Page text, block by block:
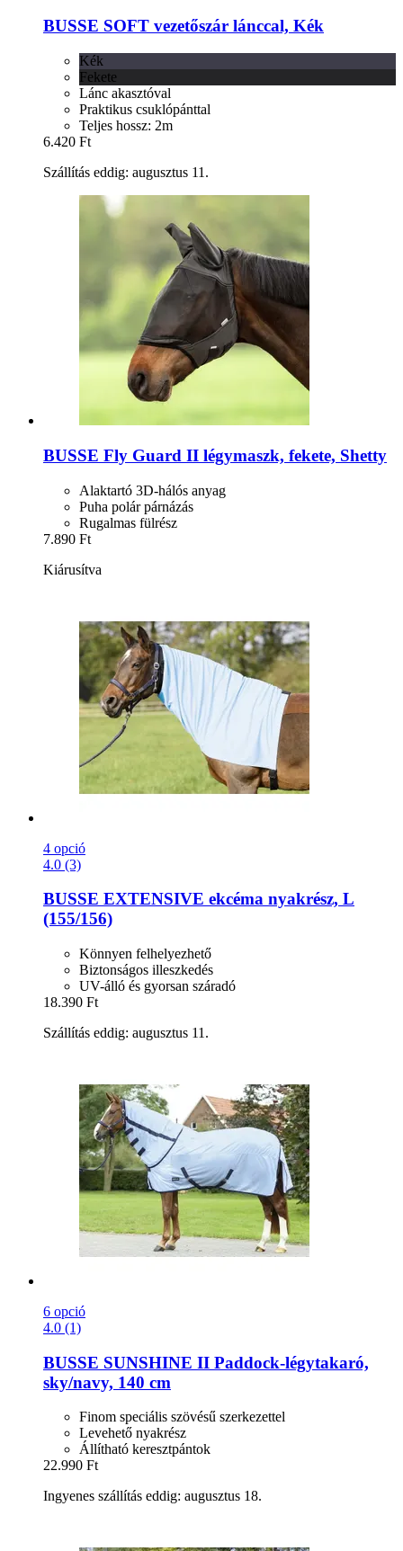
BUSSE SOFT vezetőszár lánccal, Kék
Kék
Fekete
Lánc akasztóval
Praktikus csuklópánttal
Teljes hossz: 2m
6.420 Ft
Szállítás eddig: augusztus 11.
BUSSE Fly Guard II légymaszk, fekete, Shetty
Alaktartó 3D-hálós anyag
Puha polár párnázás
Rugalmas fülrész
7.890 Ft
Kiárusítva
4 opció
4.0 (3)
BUSSE EXTENSIVE ekcéma nyakrész, L
(155/156)
Könnyen felhelyezhető
Biztonságos illeszkedés
UV-álló és gyorsan száradó
18.390 Ft
Szállítás eddig: augusztus 11.
6 opció
4.0 (1)
BUSSE SUNSHINE II Paddock-​légytakaró,
sky/navy, 140 cm
Finom speciális szövésű szerkezettel
Levehető nyakrész
Állítható keresztpántok
22.990 Ft
Ingyenes szállítás eddig: augusztus 18.